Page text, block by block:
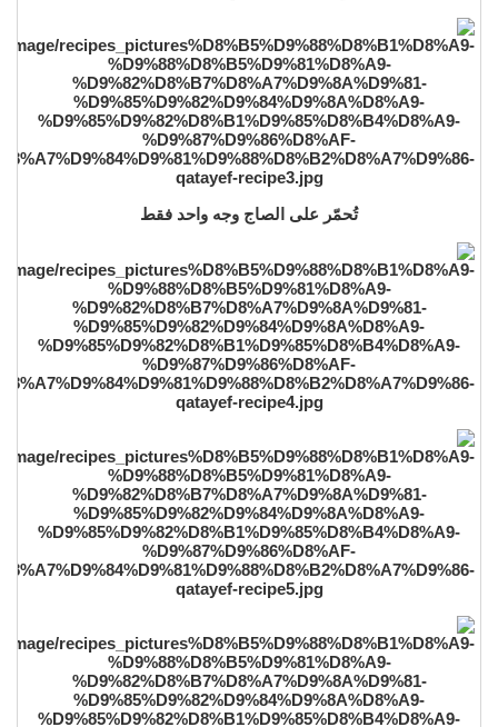
تُحمّر على الصاج وجه واحد فقط